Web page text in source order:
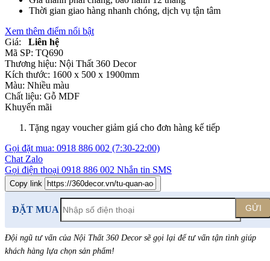
Thời gian giao hàng nhanh chóng, dịch vụ tận tâm
Xem thêm điểm nổi bật
Giá:
Liên hệ
Mã SP: TQ690
Thương hiệu: Nội Thất 360 Decor
Kích thước: 1600 x 500 x 1900mm
Màu: Nhiều màu
Chất liệu: Gỗ MDF
Khuyến mãi
Tặng ngay voucher giảm giá cho đơn hàng kế tiếp
Gọi đặt mua: 0918 886 002 (7:30-22:00)
Chat Zalo
Gọi điện thoại 0918 886 002 Nhắn tin SMS
Copy link
ĐẶT MUA GỬI
Đội ngũ tư vấn của Nội Thất 360 Decor sẽ gọi lại để tư vấn tận tình giúp
khách hàng lựa chọn sản phẩm!